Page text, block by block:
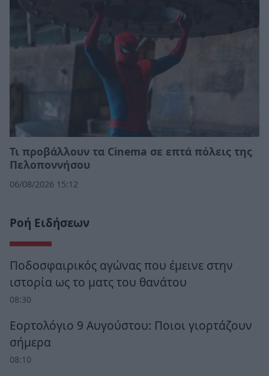
Τι προβάλλουν τα Cinema σε επτά πόλεις της
Πελοποννήσου
06/08/2026 15:12
Ροή Ειδήσεων
Ποδοσφαιρικός αγώνας που έμεινε στην
ιστορία ως το ματς του θανάτου
08:30
Εορτολόγιο 9 Αυγούστου: Ποιοι γιορτάζουν
σήμερα
08:10